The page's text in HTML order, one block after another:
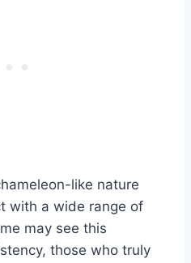
like nature
with a wide range of
may see this
those who truly